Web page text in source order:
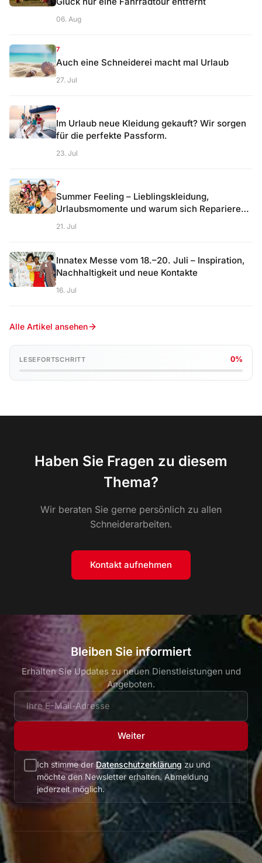
06. Aug
7
Auch eine Schneiderei macht mal Urlaub
27. Jul
7
Im Urlaub neue Kleidung gekauft? Wir sorgen
für die perfekte Passform.
23. Jul
7
Summer Feeling – Lieblingskleidung,
Urlaubsmomente und warum sich Reparieren
lohnt
21. Jul
Innatex Messe vom 18.–20. Juli – Inspiration,
Nachhaltigkeit und neue Kontakte
16. Jul
Alle Artikel ansehen
LESEFORTSCHRITT 0%
Haben Sie Fragen zu diesem
Thema?
Wir beraten Sie gerne persönlich zu allen
Schneiderarbeiten.
Kontakt aufnehmen
Bleiben Sie informiert
Erhalten Sie Updates zu neuen Dienstleistungen und
Angeboten.
Weiter
Ich stimme derDatenschutzerklärung zu und
möchte den Newsletter erhalten. Abmeldung
jederzeit möglich.